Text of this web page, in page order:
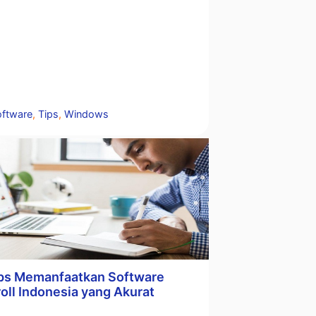
,Tips,Windows
Memanfaatkan Software
Indonesia yang Akurat